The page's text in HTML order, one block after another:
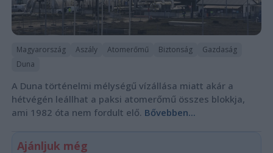
Magyarország Aszály Atomerőmű Biztonság
Gazdaság
Duna
A Duna történelmi mélységű vízállása miatt akár a
hétvégén leállhat a paksi atomerőmű összes blokkja,
ami 1982 óta nem fordult elő. Bővebben...
Ajánljuk még